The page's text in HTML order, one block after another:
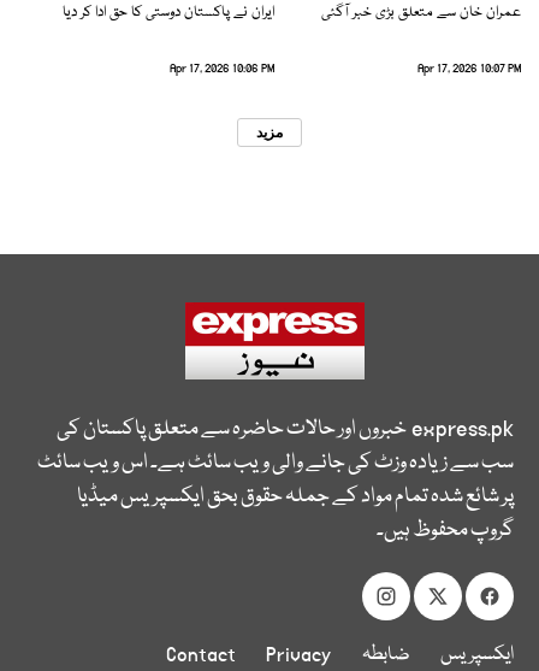
عمران خان سے متعلق بڑی خبر آگئی
Apr 17, 2026 10:07 PM
ایران نے پاکستان دوستی کا حق ادا کر دیا
Apr 17, 2026 10:06 PM
مزید
express.pkخبروں اور حالات حاضرہ سے متعلق پاکستان کی
سب سے زیادہ وزٹ کی جانے والی ویب سائٹ ہے۔ اس ویب سائٹ
پر شائع شدہ تمام مواد کے جملہ حقوق بحق ایکسپریس میڈیا
گروپ محفوظ ہیں۔
ایکسپریس
ضابطہ
Privacy
Contact